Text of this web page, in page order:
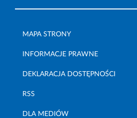
MAPA STRONY
INFORMACJE PRAWNE
DEKLARACJA DOSTĘPNOŚCI
RSS
DLA MEDIÓW